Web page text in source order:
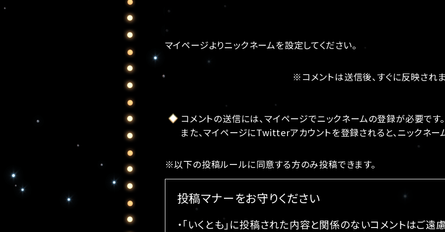
マイページよりニックネームを設定してください。
※コメントは送信後、すぐに反映されま
コメントの送信には、マイページでニックネームの登録が必要です。
また、マイページにTwitterアカウントを登録されると、ニックネー
※以下の投稿ルールに同意する方のみ投稿できます。
投稿マナーをお守りください
・「いくとも」に投稿された内容と関係のないコメントはご遠